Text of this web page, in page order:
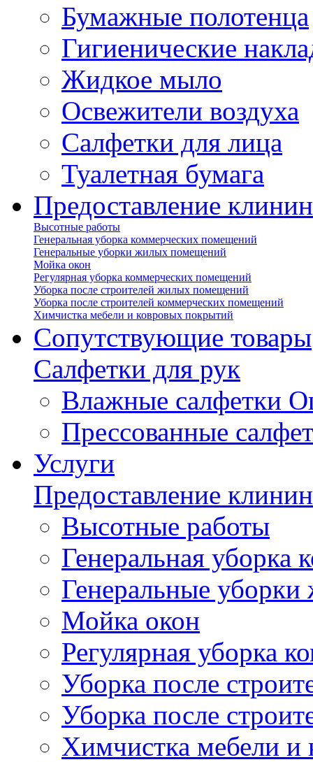
Бумажные полотенца
Гигиенические
Жидкое мыло
Освежители воздуха
Салфетки для лица
Туалетная бумага
Предоставление
Высотные работы
Генеральная уборка коммерческих помещений
Генеральные уборки жилых помещений
Мойка окон
Регулярная уборка коммерческих помещений
Уборка после строителей жилых помещений
Уборка после строителей коммерческих помещений
Химчистка мебели и ковровых покрытий
Сопутствующие товары
Салфетки для рук
Влажные салфетки
Прессованные
Услуги
Предоставление
Высотные работы
Генеральная
Генеральные
Мойка окон
Регулярная уборка
Уборка после
Уборка после
Химчистка мебели